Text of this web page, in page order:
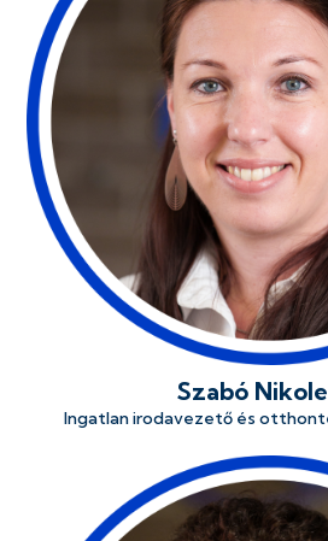
Szabó
Ingatlan irodavezető és